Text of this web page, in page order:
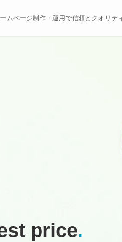
ページ制作・運用で信頼とクオリテ
price.